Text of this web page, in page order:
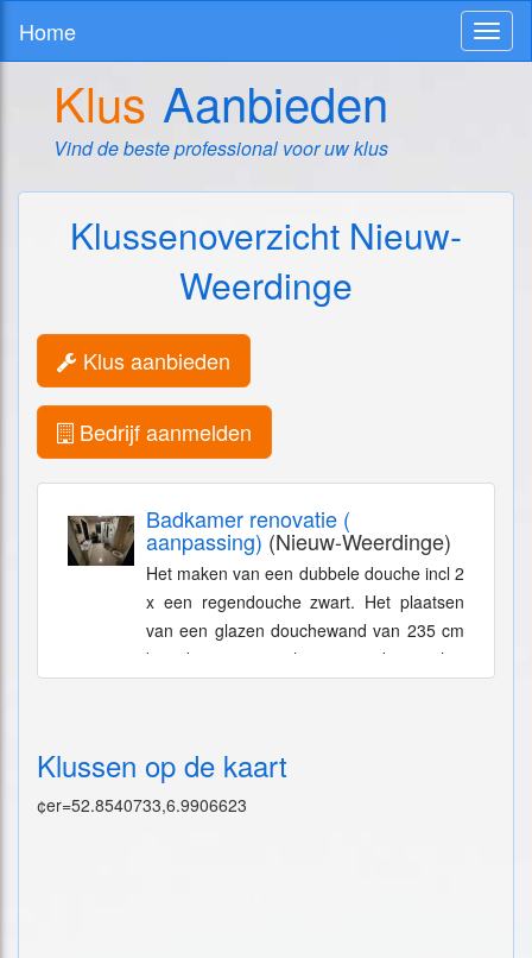
Home
Klus Aanbieden
Vind de beste professional voor uw klus
Klussenoverzicht Nieuw-
Weerdinge
Klus aanbieden
Bedrijf aanmelden
Badkamer renovatie (
aanpassing) (Nieuw-Weerdinge)
Het maken van een dubbele douche incl 2
x een regendouche zwart. Het plaatsen
van een glazen douchewand van 235 cm
breed en 210 cm hoog met deur in het
Klussen op de kaart
¢er=52.8540733,6.9906623